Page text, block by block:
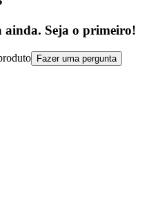
ainda. Seja o primeiro!
Fazer uma pergunta